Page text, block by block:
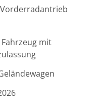
Vorderradantrieb
Fahrzeug mit